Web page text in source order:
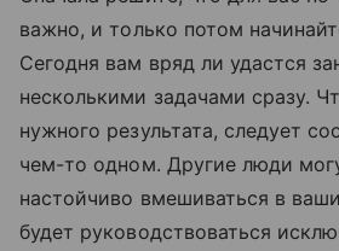
важно, и только потом
Сегодня вам вряд ли удастся
несколькими задачами сразу.
нужного результата, следует
чем-то одном. Другие люди
настойчиво вмешиваться в
будет руководствоваться